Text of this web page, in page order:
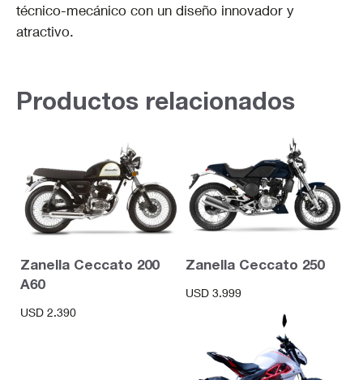
técnico-mecánico con un diseño innovador y
atractivo.
Productos relacionados
Zanella Ceccato 200
A60
USD 2.390
Zanella Ceccato 250
USD 3.999